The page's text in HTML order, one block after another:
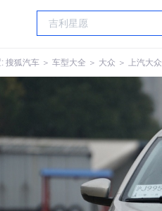
搜狐汽车 ＞ 车型大全 ＞ 大众 ＞ 上汽大众